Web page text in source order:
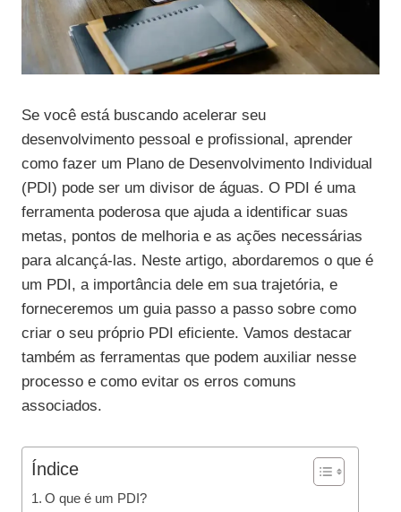
Se você está buscando acelerar seu
desenvolvimento pessoal e profissional, aprender
como fazer um Plano de Desenvolvimento Individual
(PDI) pode ser um divisor de águas. O PDI é uma
ferramenta poderosa que ajuda a identificar suas
metas, pontos de melhoria e as ações necessárias
para alcançá-las. Neste artigo, abordaremos o que é
um PDI, a importância dele em sua trajetória, e
forneceremos um guia passo a passo sobre como
criar o seu próprio PDI eficiente. Vamos destacar
também as ferramentas que podem auxiliar nesse
processo e como evitar os erros comuns
associados.
Índice
O que é um PDI?